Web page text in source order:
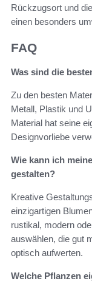
Rückzugsort und
einen besonders
FAQ
Was sind die
Zu den besten
Metall, Plastik und
Material hat seine
Designvorliebe
Wie kann ich
gestalten?
Kreative
einzigartigen
rustikal, modern
auswählen, die gut
optisch aufwerten.
Welche Pflanzen